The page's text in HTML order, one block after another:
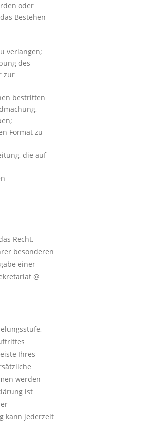
oder
Bestehen
verlangen;
des
zur
bestritten
Format zu
die auf
Recht,
besonderen
einer
@
Ihres
werden
ist
kann jederzeit